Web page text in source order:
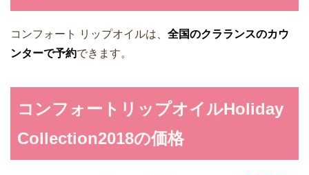
コンフォート リップオイルは、 全国のクラランスのカウ
ンターで予約できます。
コンフォートリップオイルHoliday
Collection2018の価格